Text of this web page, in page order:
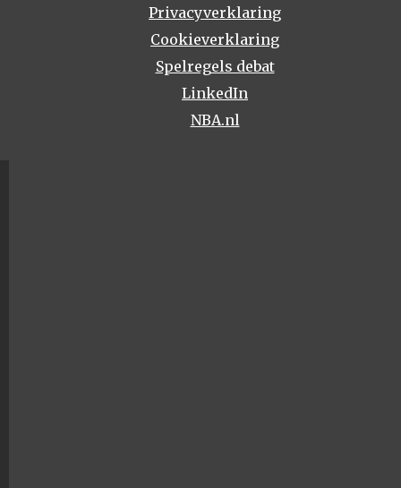
Privacyverklaring
Cookieverklaring
Spelregels debat
LinkedIn
NBA.nl